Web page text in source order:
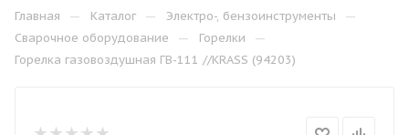
Главная — Каталог — Электро-, бензоинструменты —
Сварочное оборудование — Горелки —
Горелка газовоздушная ГВ-111 //KRASS (94203)